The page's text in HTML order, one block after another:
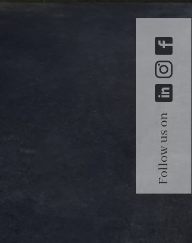
Follow us on